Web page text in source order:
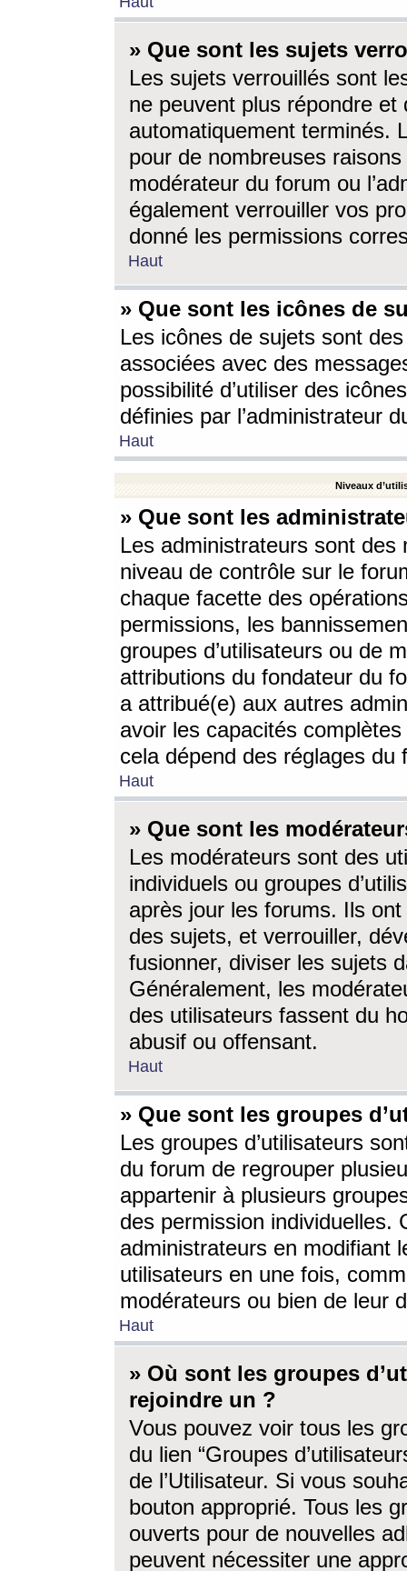
» Que sont les sujets
Les sujets verrouillés sont
ne peuvent plus répondre
automatiquement terminés.
pour de nombreuses
modérateur du forum ou
également verrouiller vos
donné les permissions
Haut
» Que sont les icônes de
Les icônes de sujets sont
associées avec des
possibilité d’utiliser des
définies par l’administrateur
Haut
Niveaux
» Que sont les
Les administrateurs sont
niveau de contrôle sur le
chaque facette des
permissions, les
groupes d’utilisateurs ou de
attributions du fondateur du
a attribué(e) aux autres
avoir les capacités
cela dépend des réglages du
Haut
» Que sont les
Les modérateurs sont des
individuels ou groupes
après jour les forums. Ils ont
des sujets, et verrouiller,
fusionner, diviser les sujets
Généralement, les
des utilisateurs fassent du
abusif ou offensant.
Haut
» Que sont les groupes
Les groupes d’utilisateurs
du forum de regrouper
appartenir à plusieurs
des permission individuelles.
administrateurs en modifiant
utilisateurs en une fois,
modérateurs ou bien de leur
Haut
» Où sont les groupes
rejoindre un ?
Vous pouvez voir tous les
du lien “Groupes
de l’Utilisateur. Si vous
bouton approprié. Tous les
ouverts pour de nouvelles
peuvent nécessiter une